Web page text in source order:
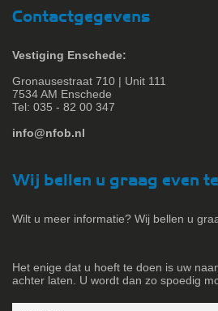
Contactgegevens
Vestiging Enschede:
Gronausestraat 710 | Unit 111
7534 AM Enschede
Tel: 035 - 82 00 347
info@nfob.nl
Wij bellen u graag even
Wilt u meer informatie? Wij bellen u
Het enige dat u hoeft te doen is uw
achter laten. U wordt dan zo spoedig